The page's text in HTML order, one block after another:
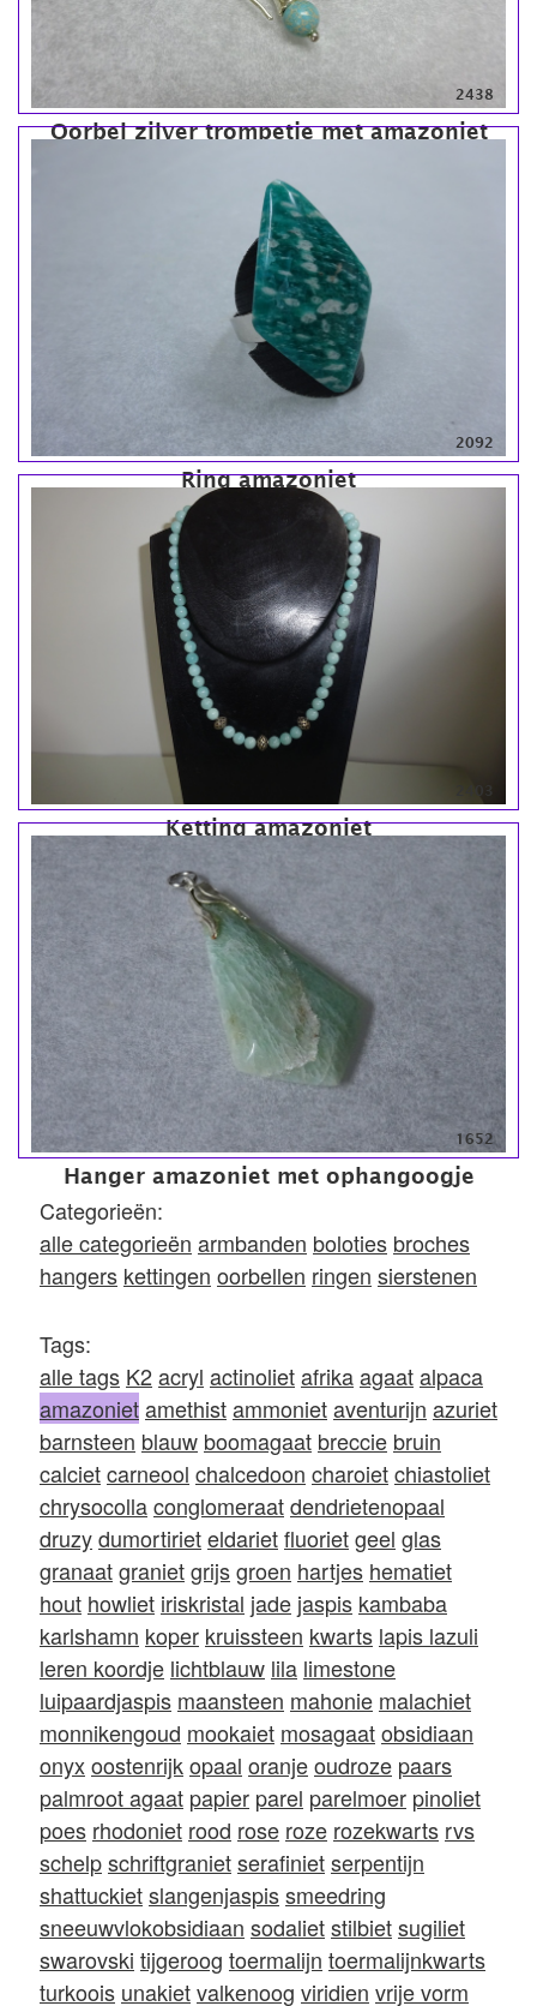
Oorbel zilver trompetje met amazoniet
2438
Ring amazoniet
2092
Ketting amazoniet
Hanger amazoniet met ophangoogje
1652
Categorieën:
alle categorieën armbanden boloties broches
hangers kettingen oorbellen ringen sierstenen
Tags:
alle tags K2acryl actinolietafrikaagaatalpaca
amazonietamethistammonietaventurijn azuriet
barnsteen blauw boomagaat breccie bruin
calcietcarneool chalcedoon charoietchiastoliet
chrysocollaconglomeraatdendrietenopaal
druzydumortirieteldarietfluorietgeel glas
granaatgranietgrijsgroen hartjes hematiet
hout howliet iriskristal jade jaspis kambaba
karlshamn koper kruissteen kwarts lapis lazuli
leren koordje lichtblauw lila limestone
luipaardjaspis maansteen mahonie malachiet
monnikengoud mookaiet mosagaatobsidiaan
onyxoostenrijkopaal oranjeoudroze paars
palmroot agaat papier parel parelmoer pinoliet
poes rhodoniet rood rose roze rozekwarts rvs
schelpschriftgranietserafinietserpentijn
shattuckietslangenjaspissmeedring
sneeuwvlokobsidiaan sodalietstilbietsugiliet
swarovski tijgeroog toermalijn toermalijnkwarts
turkoois unakietvalkenoog viridien vrije vorm